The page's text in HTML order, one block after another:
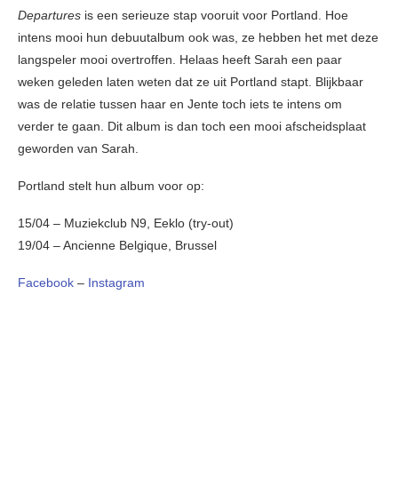
Departures is een serieuze stap vooruit voor Portland. Hoe
intens mooi hun debuutalbum ook was, ze hebben het met deze
langspeler mooi overtroffen. Helaas heeft Sarah een paar
weken geleden laten weten dat ze uit Portland stapt. Blijkbaar
was de relatie tussen haar en Jente toch iets te intens om
verder te gaan. Dit album is dan toch een mooi afscheidsplaat
geworden van Sarah.
Portland stelt hun album voor op:
15/04 – Muziekclub N9, Eeklo (try-out)
19/04 – Ancienne Belgique, Brussel
Facebook – Instagram